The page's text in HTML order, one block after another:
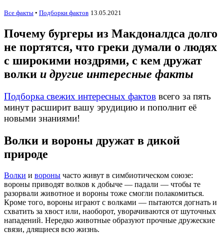
Все факты • Подборки фактов 13.05.2021
Почему бургеры из Макдоналдса долго
не портятся, что греки думали о людях
с широкими ноздрями, с кем дружат
волки и другие интересные факты
Подборка свежих интересных фактов всего за пять
минут расширит вашу эрудицию и пополнит её
новыми знаниями!
Волки и вороны дружат в дикой
природе
Волки и вороны часто живут в симбиотическом союзе:
вороны приводят волков к добыче — падали — чтобы те
разорвали животное и вороны тоже смогли полакомиться.
Кроме того, вороны играют с волками — пытаются догнать и
схватить за хвост или, наоборот, уворачиваются от шуточных
нападений. Нередко животные образуют прочные дружеские
связи, длящиеся всю жизнь.